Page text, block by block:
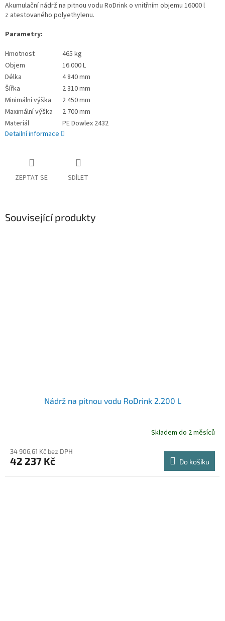
Akumulační nádrž na pitnou vodu RoDrink o vnitřním objemu 16000 l
z atestovaného polyethylenu.
Parametry:
Hmotnost
465 kg
Objem
16.000 L
Délka
4 840 mm
Šířka
2 310 mm
Minimální výška
2 450 mm
Maximální výška
2 700 mm
Materiál
PE Dowlex 2432
Detailní informace
ZEPTAT SE SDÍLET
Související produkty
Nádrž na pitnou vodu RoDrink 2.200 L
Skladem do 2 měsíců
34 906,61 Kč bez DPH
42 237 Kč Do košíku